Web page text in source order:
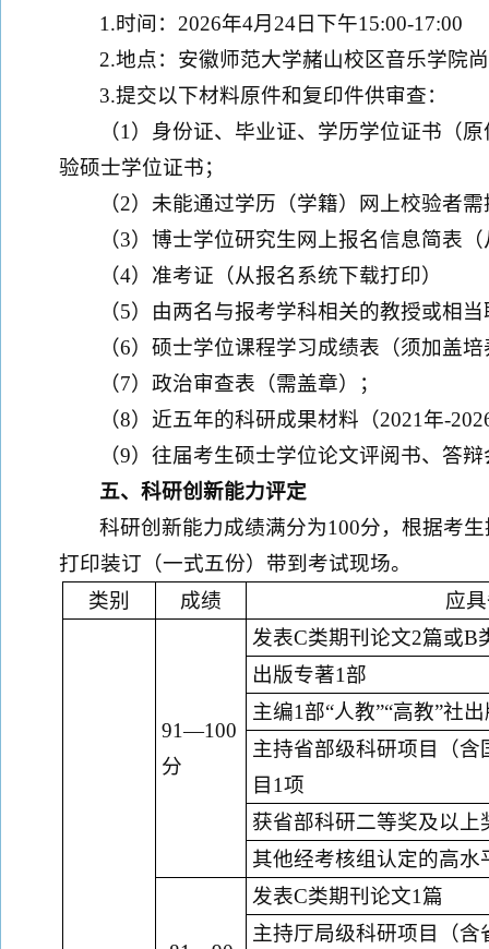
1.时间：2026年4月24日下午15:00-17:00
2.地点：安徽师范大学赭山校区音乐学院
3.提交以下材料原件和复印件供审查：
（1）身份证、毕业证、学历学位证书（
验硕士学位证书；
（2）未能通过学历（学籍）网上校验者
（3）博士学位研究生网上报名信息简表
（4）准考证（从报名系统下载打印）
（5）由两名与报考学科相关的教授或相
（6）硕士学位课程学习成绩表（须加盖
（7）政治审查表（需盖章）；
（8）近五年的科研成果材料（2021年-
（9）往届考生硕士学位论文评阅书、答
五、科研创新能力评定
科研创新能力成绩满分为100分，根据考
打印装订（一式五份）带到考试现场。
类别
成绩 应
91—100
分
发表C类期刊论文2篇或B
出版专著1部
主编1部“人教”“高教”社
主持省部级科研项目（
目 1项
获省部科研二等奖及以上
其他经考核组认定的高水
发表C类期刊论文1篇
主持厅局级科研项目（